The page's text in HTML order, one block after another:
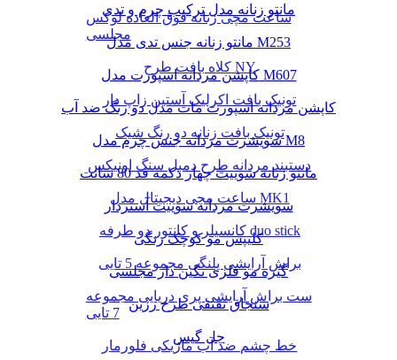
ساعت مچی زنانه فوق العاده لوکس
مجلسی
کلاه بافت طرح NY
تونیک بافت اکرلیک آستین زاپ دار
تونیک بافت زنانه دو رنگ شیک
دستبند مردانه طرح دمبل سنگ اونیکس
ساعت مچی دیجیتال مدل MK1
کانسیلر و کانتور دو طرفه duo stick
براش آرایشی پلنگی مجموعه 5 تایی
ست براش آرایشی پری دریایی مجموعه
7 تایی
خط چشم ضد آب ماژیکی فلورمار
مانتو زنانه مدل ترکیب چرم و تدی
مانتو زنانه جنس تدی مدل M253
کاپشن مردانه اسپورت مدل M607
کاپشن مردانه اسپورت مات مدل دو رنگ ضد آب
سویشرت مردانه جنس چرم مدل M8
مانتو زنانه سوییت چهار دکمه قد 80 سانت
سویشرت مردانه سوییت آستردار
کلیپس مو کوچک رنگی
گیره مو فلزی نگین دار مجلسی
سنجاق تقتقی طرح رزین
چل گیس